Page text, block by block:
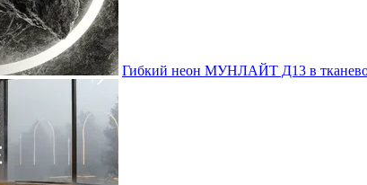
Гибкий неон МУНЛАЙТ Д13 в